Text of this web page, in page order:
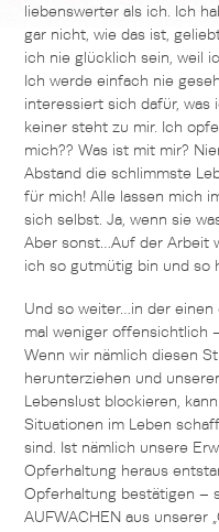
liebenswerter als ich. Ich
gar nicht, wie das ist,
ich nie glücklich sein, weil
Ich werde einfach nie
interessiert sich dafür, was
keiner steht zu mir. Ich
mich?? Was ist mit mir?
Abstand die schlimmste
für mich! Alle lassen mich
sich selbst. Ja, wenn sie
Aber sonst…Auf der Arbeit
ich so gutmütig bin und so
Und so weiter…in der
mal weniger offensichtlich
Wenn wir nämlich diesen
herunterziehen und
Lebenslust blockieren,
Situationen im Leben
sind. Ist nämlich unsere
Opferhaltung heraus
Opferhaltung bestätigen –
AUFWACHEN aus unserer